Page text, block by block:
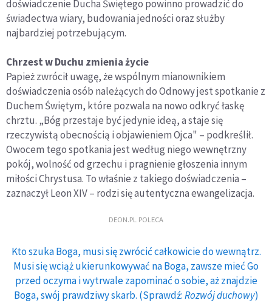
doświadczenie Ducha Świętego powinno prowadzić do
świadectwa wiary, budowania jedności oraz służby
najbardziej potrzebującym.
Chrzest w Duchu zmienia życie
Papież zwrócił uwagę, że wspólnym mianownikiem
doświadczenia osób należących do Odnowy jest spotkanie z
Duchem Świętym, które pozwala na nowo odkryć łaskę
chrztu. „Bóg przestaje być jedynie ideą, a staje się
rzeczywistą obecnością i objawieniem Ojca" – podkreślił.
Owocem tego spotkania jest według niego wewnętrzny
pokój, wolność od grzechu i pragnienie głoszenia innym
miłości Chrystusa. To właśnie z takiego doświadczenia –
zaznaczył Leon XIV – rodzi się autentyczna ewangelizacja.
DEON.PL POLECA
Kto szuka Boga, musi się zwrócić całkowicie do wewnątrz.
Musi się wciąż ukierunkowywać na Boga, zawsze mieć Go
przed oczyma i wytrwale zapominać o sobie, aż znajdzie
Boga, swój prawdziwy skarb. (Sprawdź:Rozwój duchowy)